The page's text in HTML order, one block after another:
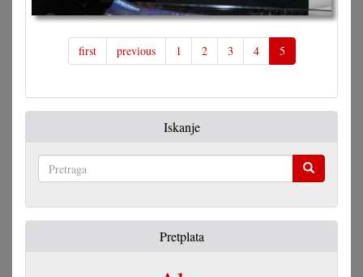
first previous 1 2 3 4 5
Iskanje
Pretplata